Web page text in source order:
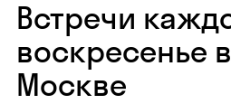
Встречи
воскресенье
Москве